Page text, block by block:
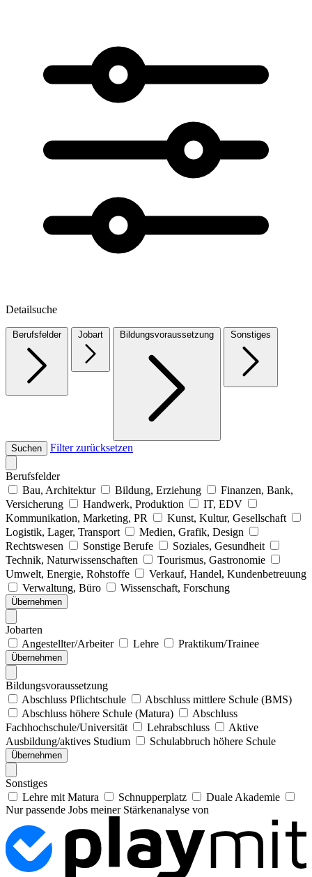
Detailsuche
Berufsfelder Jobart Bildungsvoraussetzung Sonstiges
Suchen Filter zurücksetzen
Berufsfelder
Bau, Architektur
Bildung, Erziehung
Finanzen, Bank,
Versicherung
Handwerk, Produktion
IT, EDV
Kommunikation, Marketing, PR
Kunst, Kultur, Gesellschaft
Logistik, Lager, Transport
Medien, Grafik, Design
Rechtswesen
Sonstige Berufe
Soziales, Gesundheit
Technik, Naturwissenschaften
Tourismus, Gastronomie
Umwelt, Energie, Rohstoffe
Verkauf, Handel, Kundenbetreuung
Verwaltung, Büro
Wissenschaft, Forschung
Übernehmen
Jobarten
Angestellter/Arbeiter
Lehre Praktikum/Trainee
Übernehmen
Bildungsvoraussetzung
Abschluss Pflichtschule
Abschluss mittlere Schule (BMS)
Abschluss höhere Schule (Matura)
Abschluss
Fachhochschule/Universität
Lehrabschluss
Aktive
Ausbildung/aktives Studium
Schulabbruch höhere Schule
Übernehmen
Sonstiges
Lehre mit Matura
Schnupperplatz
Duale Akademie
Nur passende Jobs meiner Stärkenanalyse von